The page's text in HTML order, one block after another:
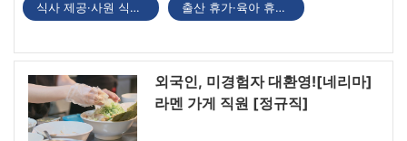
식사 제공·사원 식당 있음 출산 휴가·육아 휴직 있음
외국인, 미경험자 대환영![네리마]
라멘 가게 직원 [정규직]